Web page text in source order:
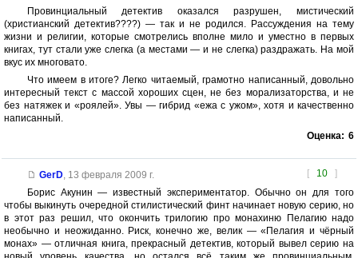
Провинциальный детектив оказался разрушен, мистический
(христианский детектив????) — так и не родился. Рассуждения на тему
жизни и религии, которые смотрелись вполне мило и уместно в первых
книгах, тут стали уже слегка (а местами — и не слегка) раздражать. На мой
вкус их многовато.
Что имеем в итоге? Легко читаемый, грамотно написанный, довольно
интересный текст с массой хороших сцен, не без морализаторства, и не
без натяжек и «роялей». Увы — гибрид «ежа с ужом», хотя и качественно
написанный.
Оценка: 6
[ 10 ]
GerD, 13 февраля 2009 г.
Борис Акунин — известный экспериментатор. Обычно он для того
чтобы выкинуть очередной стилистический финт начинает новую серию, но
в этот раз решил, что окончить трилогию про монахиню Пелагию надо
необычно и неожиданно. Риск, конечно же, велик — «Пелагия и чёрный
монах» — отличная книга, прекрасный детектив, который вывел серию на